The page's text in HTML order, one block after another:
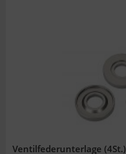
Ventilfederunterlage (4St.)